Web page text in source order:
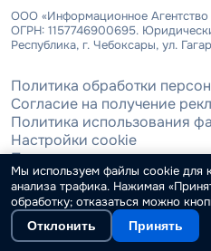
ООО «Информационное
ОГРН: 1157746900695.
Республика, г. Чебоксары, ул.
Политика обработки
Согласие на получение
Политика использования
Настройки cookie
Пользовательское
Zaim в других странах:
Zaim в соцсетях:
Мы используем файлы cookie для
анализа трафика. Нажимая
обработку; отказаться можно
Отклонить Принять